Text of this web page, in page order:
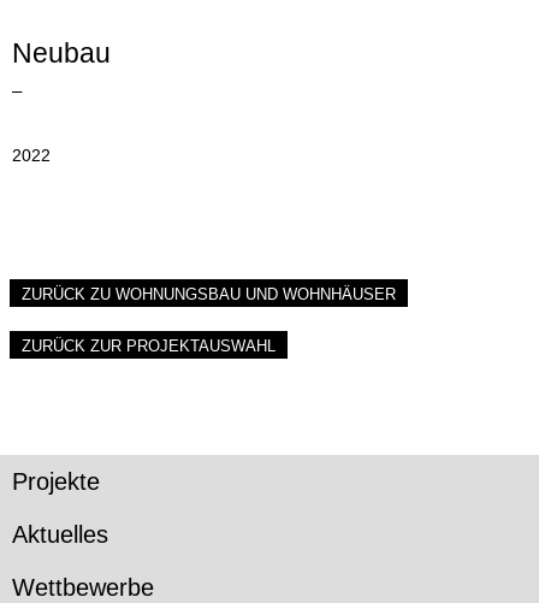
Neubau
–
2022
ZURÜCK ZU WOHNUNGSBAU UND WOHNHÄUSER
ZURÜCK ZUR PROJEKTAUSWAHL
Projekte
Aktuelles
Wettbewerbe